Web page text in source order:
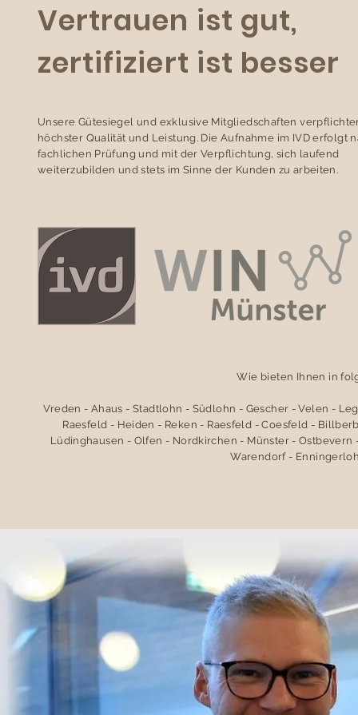
Vertrauen ist gut,
zertifiziert ist besser
Unsere Gütesiegel und exklusive Mitgliedschaften
höchster Qualität und Leistung. Die Aufnahme im IVD erfolgt
fachlichen Prüfung und mit der Verpflichtung, sich laufend
weiterzubilden und stets im Sinne der Kunden zu arbeiten.
Wie bieten Ihnen in
Vreden - Ahaus - Stadtlohn - Südlohn - Gescher - Velen -
Raesfeld - Heiden - Reken - Raesfeld - Coesfeld -
Lüdinghausen - Olfen - Nordkirchen - Münster -
Warendorf -